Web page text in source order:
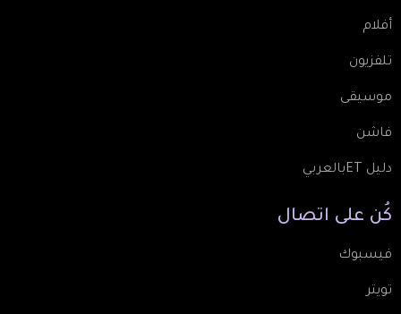
أفلام
تلفزيون
موسيقى
فاشن
دليل ETبالعربي
كُن على اتصال
فيسبوك
تويتر